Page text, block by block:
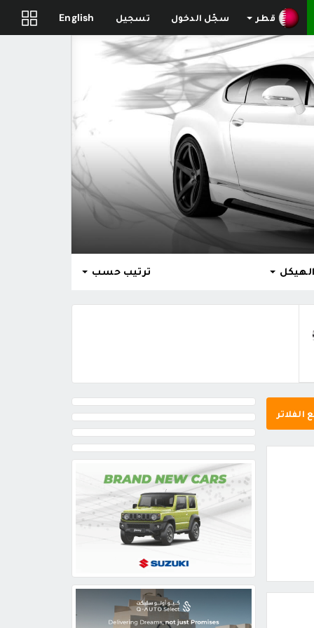
قطر سجّل الدخول تسجيل English
ترتيب حسب
الفلاتر